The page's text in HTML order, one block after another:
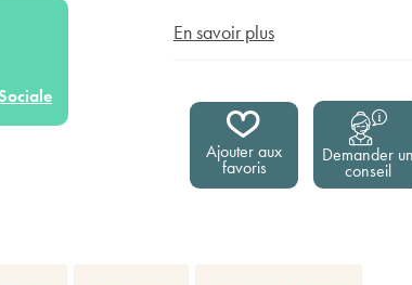
En savoir plus
Ajouter aux
favoris
Demander un
conseil